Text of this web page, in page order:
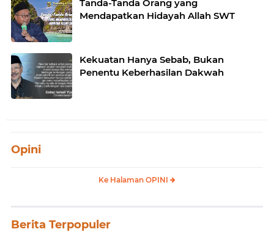
Tanda-Tanda Orang yang
Mendapatkan Hidayah Allah SWT
Kekuatan Hanya Sebab, Bukan
Penentu Keberhasilan Dakwah
Opini
Ke Halaman OPINI
Berita Terpopuler